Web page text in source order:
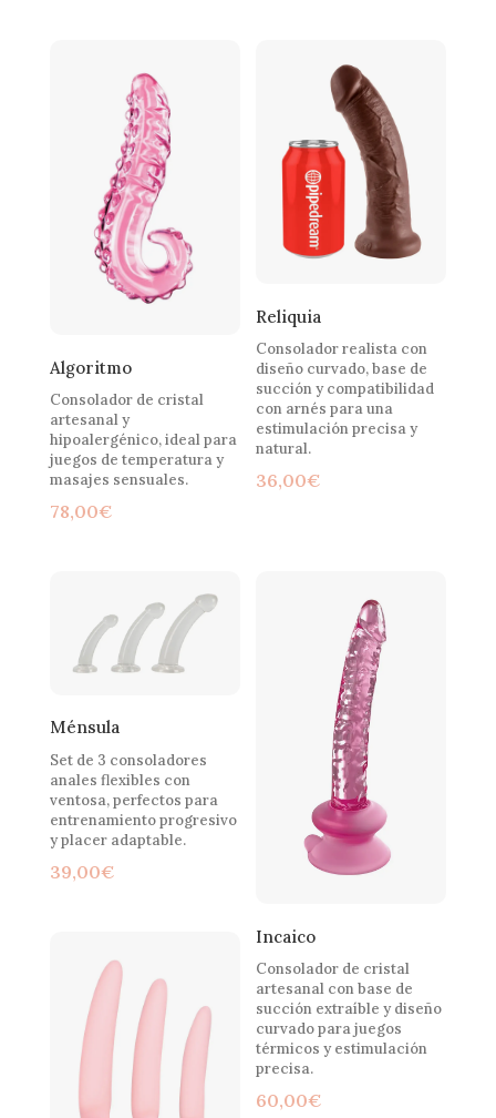
Algoritmo
Consolador de cristal
artesanal y
hipoalergénico, ideal para
juegos de temperatura y
masajes sensuales.
78,00€
Reliquia
Consolador realista con
diseño curvado, base de
succión y compatibilidad
con arnés para una
estimulación precisa y
natural.
36,00€
Ménsula
Set de 3 consoladores
anales flexibles con
ventosa, perfectos para
entrenamiento progresivo
y placer adaptable.
39,00€
Incaico
Consolador de cristal
artesanal con base de
succión extraíble y diseño
curvado para juegos
térmicos y estimulación
precisa.
60,00€